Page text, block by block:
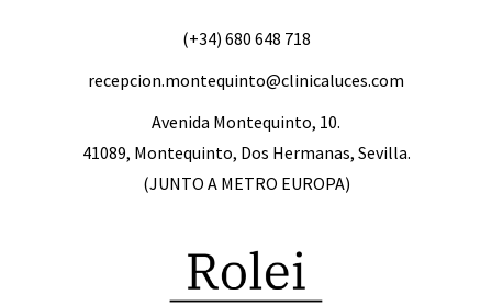
(+34) 680 648 718
recepcion.montequinto@clinicaluces.com
Avenida Montequinto, 10.
41089, Montequinto, Dos Hermanas, Sevilla.
(JUNTO A METRO EUROPA)